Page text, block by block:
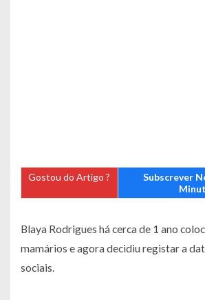
Gostou do Artigo ?
Subscrever
Blaya Rodrigues há cerca de 1 ano
mamários e agora decidiu registar a
sociais.